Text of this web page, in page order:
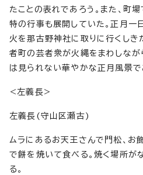
たことの表れであろう。また、町
特の行事も展開していた。正月一
火を那古野神社に取りに行くしき
者町の芸者衆が火縄をまわしなが
は見られない華やかな正月風景で
<左義長>
左義長(守山区瀬古)
ムラにあるお天王さんで門松、お
で餅を焼いて食べる。焼く場所が
る。